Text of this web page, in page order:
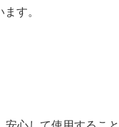
す。